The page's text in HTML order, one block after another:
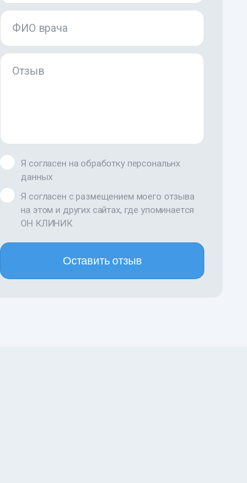
ФИО врача
Отзыв
Я согласен на обработку персональнх
данных
Я согласен с размещением моего отзыва
на этом и других сайтах, где упоминается
ОН КЛИНИК
Оставить отзыв